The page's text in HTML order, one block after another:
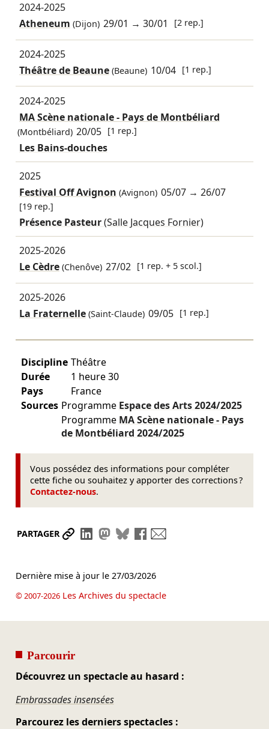
2024-2025
Atheneum (Dijon) 29/01 →30/01 [2 rep.]
2024-2025
Théâtre de Beaune(Beaune) 10/04 [1 rep.]
2024-2025
MA Scène nationale - Pays de Montbéliard
(Montbéliard) 20/05 [1 rep.]
Les Bains-douches
2025
Festival Off Avignon (Avignon) 05/07 →26/07
[19 rep.]
Présence Pasteur(Salle Jacques Fornier)
2025-2026
Le Cèdre(Chenôve) 27/02 [1 rep. + 5 scol.]
2025-2026
La Fraternelle(Saint-Claude) 09/05 [1 rep.]
Discipline Théâtre
Durée
1 heure 30
Pays
France
Sources Programme Espace des Arts2024/2025
Programme MA Scène nationale - Pays
de Montbéliard 2024/2025
Vous possédez des informations pour compléter
cette fiche ou souhaitez y apporter des corrections ?
Contactez-nous.
PARTAGER Partager le lien
Partager sur LinkedIn
Partager sur Mastodon
Partager sur Bluesky
Partager sur Facebook
Dernière mise à jour le 27/03/2026
© 2007-2026Les Archives du spectacle
Parcourir
Découvrez un spectacle au hasard :
Embrassades insensées
Parcourez les derniers spectacles :